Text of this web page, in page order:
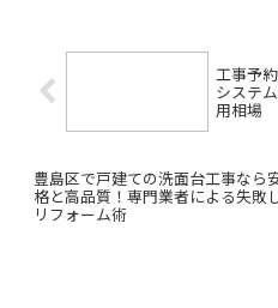
工事予
システ
用相場
豊島区で戸建ての洗面台工事なら
格と高品質！専門業者による失敗
リフォーム術